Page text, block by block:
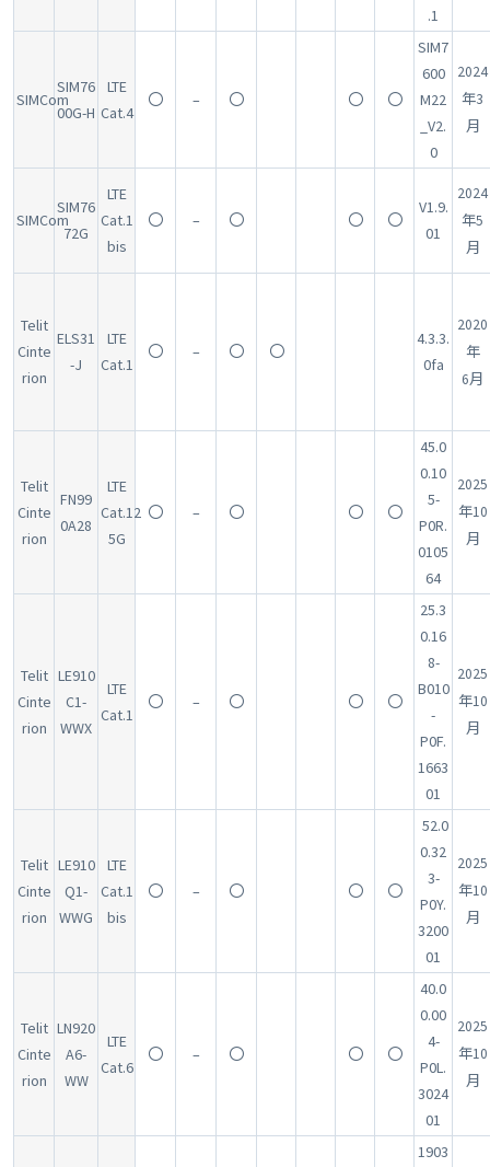
.1
SIMCom
SIM76
00G-H
LTE
Cat.4
〇 – 〇 〇 〇
SIM7
600
M22
_V2.
0
2024
年3
月
SIMCom
SIM76
72G
LTE
Cat.1
bis
〇 – 〇 〇 〇
V1.9.
01
2024
年5
月
Telit
Cinte
rion
ELS31
-J
LTE
Cat.1
〇 – 〇 〇
4.3.3.
0fa
2020
年
6月
Telit
Cinte
rion
FN99
0A28
LTE
Cat.12
5G
〇 – 〇 〇 〇
45.0
0.10
5-
P0R.
0105
64
2025
年10
月
Telit
Cinte
rion
LE910
C1-
WWX
LTE
Cat.1
〇 – 〇 〇 〇
25.3
0.16
8-
B010
-
P0F.
1663
01
2025
年10
月
Telit
Cinte
rion
LE910
Q1-
WWG
LTE
Cat.1
bis
〇 – 〇 〇 〇
52.0
0.32
3-
P0Y.
3200
01
2025
年10
月
Telit
Cinte
rion
LN920
A6-
WW
LTE
Cat.6
〇 – 〇 〇 〇
40.0
0.00
4-
P0L.
3024
01
2025
年10
月
1903